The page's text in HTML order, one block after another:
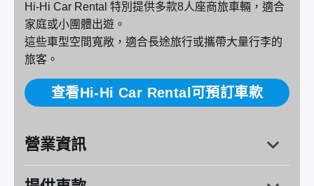
Hi-Hi Car Rental 特別提供多款8人座商旅車輛，適合
家庭或小團體出遊。
這些車型空間寬敞，適合長途旅行或攜帶大量行李的
旅客。
查看Hi-Hi Car Rental可預訂車款
營業資訊